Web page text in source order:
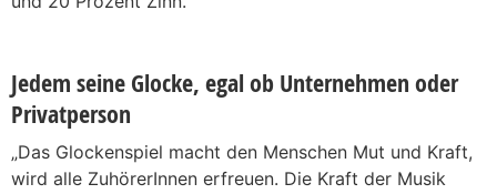
Jedem seine Glocke, egal ob Unternehmen oder
Privatperson
„Das Glockenspiel macht den Menschen Mut und Kraft,
wird alle ZuhörerInnen erfreuen. Die Kraft der Musik